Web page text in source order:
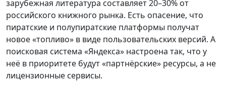
зарубежная литература составляет 20–30% от
российского книжного рынка. Есть опасение, что
пиратские и полупиратские платформы получат
новое «топливо» в виде пользовательских версий. А
поисковая система «Яндекса» настроена так, что у
неё в приоритете будут «партнёрские» ресурсы, а не
лицензионные сервисы.